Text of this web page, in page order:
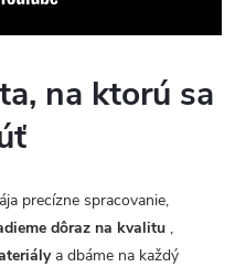
na ktorú sa
precízne spracovanie,
dôraz na kvalitu ,
a dbáme na každý